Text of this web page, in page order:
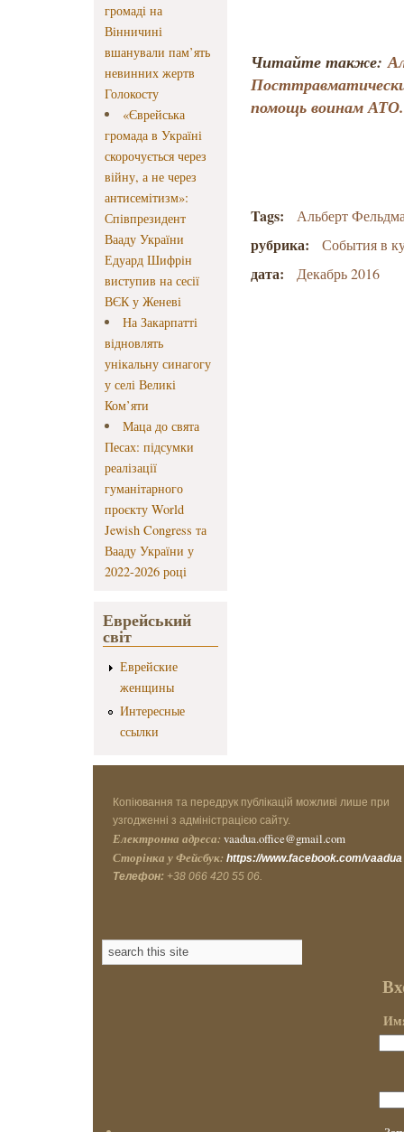
громаді на
Вінничині
вшанували пам’ять
невинних жертв
Голокосту
«Єврейська
громада в Україні
скорочується через
війну, а не через
антисемітизм»:
Співпрезидент
Вааду України
Едуард Шифрін
виступив на сесії
ВЄК у Женеві
На Закарпатті
відновлять
унікальну синагогу
у селі Великі
Ком’яти
Маца до свята
Песах: підсумки
реалізації
гуманітарного
проєкту World
Jewish Congress та
Вааду України у
2022-2026 році
Еврейський
світ
Еврейские
женщины
Интересные
ссылки
Читайте также: ​
помощь воинам
Tags: Альберт
рубрика: События в
дата: Декабрь 2016
Копіювання та передрук публікацій можливі лише при
узгодженні з адміністрацією сайту.
Електронна адреса: vaadua.office@gmail.com
Сторінка у Фейсбук: https://www.facebook.com/vaadua
Телефон: +38 066 420 55 06.